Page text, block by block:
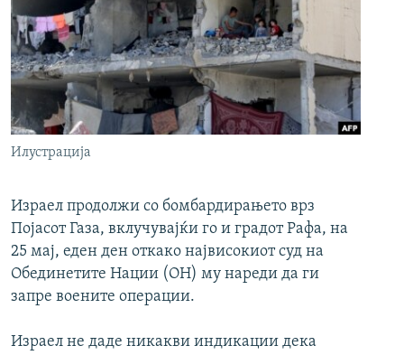
РСЕ веб страници
Илустрација
Израел продолжи со бомбардирањето врз
Појасот Газа, вклучувајќи го и градот Рафа, на
25 мај, еден ден откако највисокиот суд на
Обединетите Нации (ОН) му нареди да ги
запре воените операции.
Израел не даде никакви индикации дека